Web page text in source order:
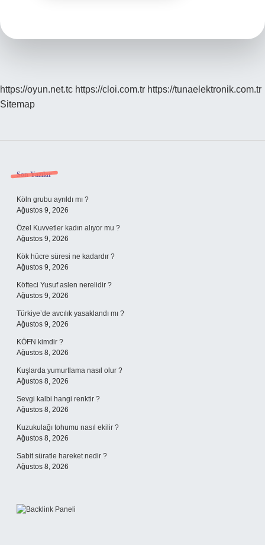
https://oyun.net.tc https://cloi.com.tr https://tunaelektronik.com.tr
Sitemap
Sidebar
Son Yazılar
Köln grubu ayrıldı mı ?
Ağustos 9, 2026
Özel Kuvvetler kadın alıyor mu ?
Ağustos 9, 2026
Kök hücre süresi ne kadardır ?
Ağustos 9, 2026
Köfteci Yusuf aslen nerelidir ?
Ağustos 9, 2026
Türkiye’de avcılık yasaklandı mı ?
Ağustos 9, 2026
KÖFN kimdir ?
Ağustos 8, 2026
Kuşlarda yumurtlama nasıl olur ?
Ağustos 8, 2026
Sevgi kalbi hangi renktir ?
Ağustos 8, 2026
Kuzukulağı tohumu nasıl ekilir ?
Ağustos 8, 2026
Sabit süratle hareket nedir ?
Ağustos 8, 2026